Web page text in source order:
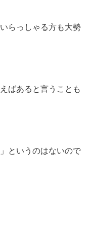
らっしゃる方も大勢
ばあると言うことも
というのはないので